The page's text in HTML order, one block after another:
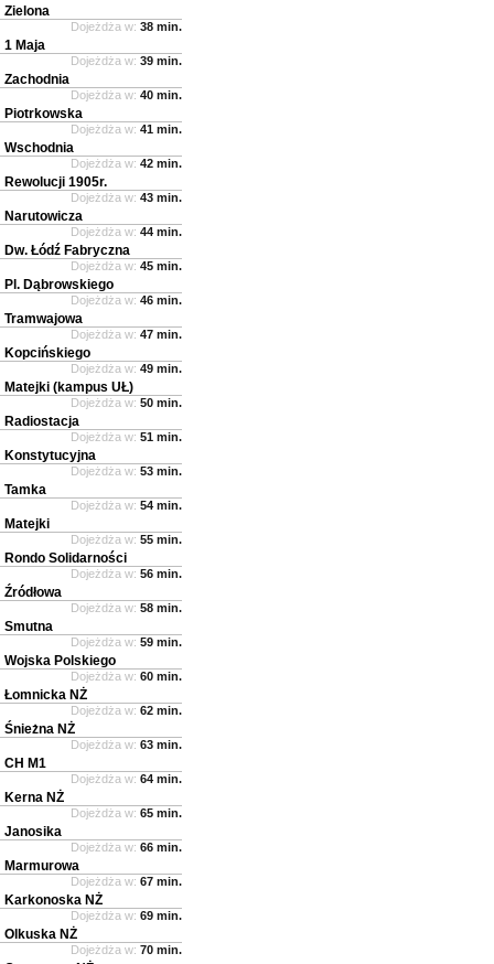
Zielona
Dojeżdża w: 38 min.
1 Maja
Dojeżdża w: 39 min.
Zachodnia
Dojeżdża w: 40 min.
Piotrkowska
Dojeżdża w: 41 min.
Wschodnia
Dojeżdża w: 42 min.
Rewolucji 1905r.
Dojeżdża w: 43 min.
Narutowicza
Dojeżdża w: 44 min.
Dw. Łódź Fabryczna
Dojeżdża w: 45 min.
Pl. Dąbrowskiego
Dojeżdża w: 46 min.
Tramwajowa
Dojeżdża w: 47 min.
Kopcińskiego
Dojeżdża w: 49 min.
Matejki (kampus UŁ)
Dojeżdża w: 50 min.
Radiostacja
Dojeżdża w: 51 min.
Konstytucyjna
Dojeżdża w: 53 min.
Tamka
Dojeżdża w: 54 min.
Matejki
Dojeżdża w: 55 min.
Rondo Solidarności
Dojeżdża w: 56 min.
Źródłowa
Dojeżdża w: 58 min.
Smutna
Dojeżdża w: 59 min.
Wojska Polskiego
Dojeżdża w: 60 min.
Łomnicka NŻ
Dojeżdża w: 62 min.
Śnieżna NŻ
Dojeżdża w: 63 min.
CH M1
Dojeżdża w: 64 min.
Kerna NŻ
Dojeżdża w: 65 min.
Janosika
Dojeżdża w: 66 min.
Marmurowa
Dojeżdża w: 67 min.
Karkonoska NŻ
Dojeżdża w: 69 min.
Olkuska NŻ
Dojeżdża w: 70 min.